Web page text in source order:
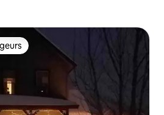
les plus appréciés